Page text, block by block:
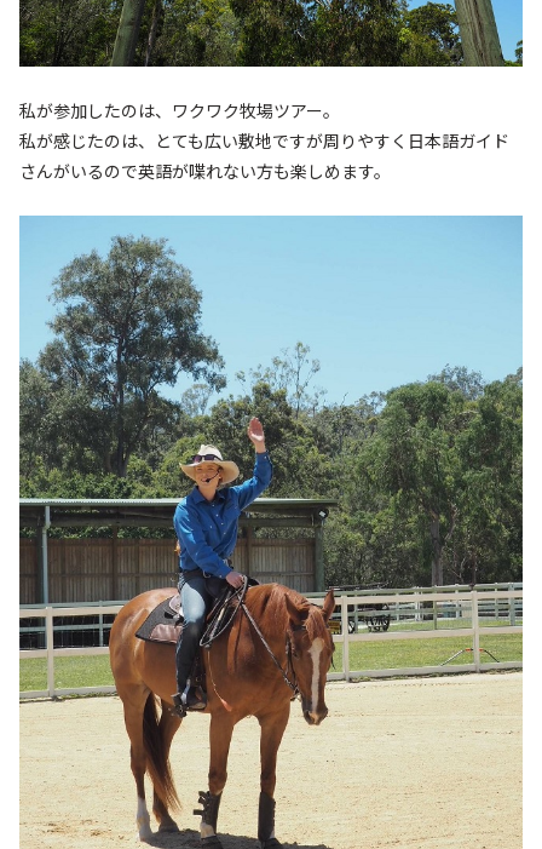
私が参加したのは、ワクワク牧場ツアー。
私が感じたのは、とても広い敷地ですが周りやすく日本語ガイド
さんがいるので英語が喋れない方も楽しめます。